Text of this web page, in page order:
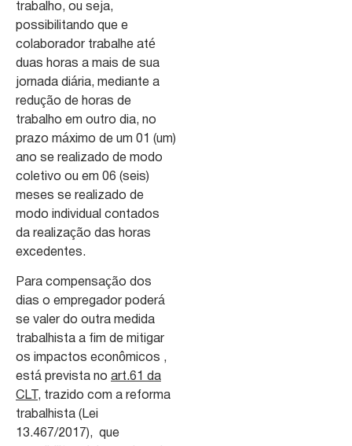
trabalho, ou seja,
possibilitando que e
colaborador trabalhe até
duas horas a mais de sua
jornada diária, mediante a
redução de horas de
trabalho em outro dia, no
prazo máximo de um 01 (um)
ano se realizado de modo
coletivo ou em 06 (seis)
meses se realizado de
modo individual contados
da realização das horas
excedentes.
Para compensação dos
dias o empregador poderá
se valer do outra medida
trabalhista a fim de mitigar
os impactos econômicos ,
está prevista no art.61 da
CLT , trazido com a reforma
trabalhista (Lei
13.467/2017), que